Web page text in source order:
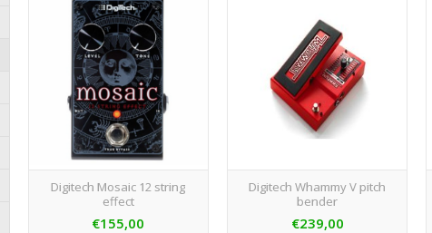
Digitech Mosaic 12 string
effect
€155,00
Digitech Whammy V pitch
bender
€239,00